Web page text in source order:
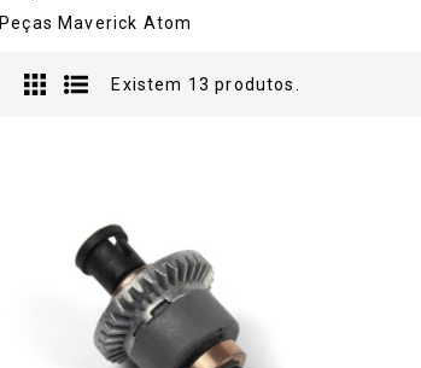
Peças Maverick Atom
Existem 13 produtos.